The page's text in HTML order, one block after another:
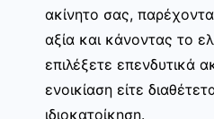
ακίνητο σας,
αξία και κάνοντας το
επιλέξετε επενδυτικά
ενοικίαση είτε
ιδιοκατοίκηση.